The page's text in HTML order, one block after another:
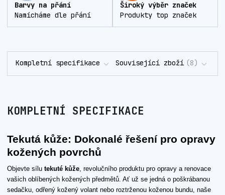
Barvy na přání
Namícháme dle přání
Široký výběr značek
Produkty top značek
Kompletní specifikace Související zboží 8
KOMPLETNÍ SPECIFIKACE
Tekutá kůže: Dokonalé řešení pro opravy
kožených povrchů
Objevte sílu tekuté kůže , revolučního produktu pro opravy a renovace
vašich oblíbených kožených předmětů. Ať už se jedná o poškrábanou
sedačku, odřený kožený volant nebo roztrženou koženou bundu, naše